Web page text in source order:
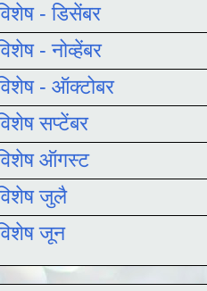
- डिसेंबर
- नोव्हेंबर
- ऑक्टोबर
सप्टेंबर
ऑगस्ट
जुलै
जून